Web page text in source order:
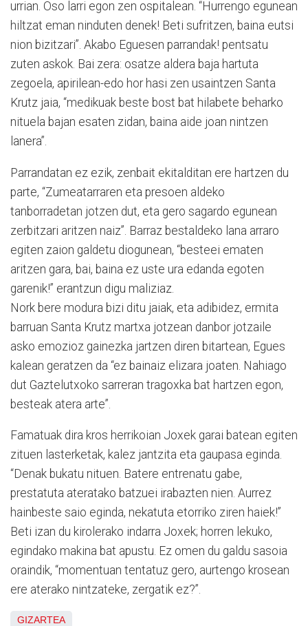
urrian. Oso larri egon zen ospitalean. “Hurrengo egunean
hiltzat eman ninduten denek! Beti sufritzen, baina eutsi
nion bizitzari”. Akabo Eguesen parrandak! pentsatu
zuten askok. Bai zera: osatze aldera baja hartuta
zegoela, apirilean-edo hor hasi zen usaintzen Santa
Krutz jaia, “medikuak beste bost bat hilabete beharko
nituela bajan esaten zidan, baina aide joan nintzen
lanera”.
Parrandatan ez ezik, zenbait ekitalditan ere hartzen du
parte, “Zumeatarraren eta presoen aldeko
tanborradetan jotzen dut, eta gero sagardo egunean
zerbitzari aritzen naiz”. Barraz bestaldeko lana arraro
egiten zaion galdetu diogunean, “besteei ematen
aritzen gara, bai, baina ez uste ura edanda egoten
garenik!” erantzun digu maliziaz.
Nork bere modura bizi ditu jaiak, eta adibidez, ermita
barruan Santa Krutz martxa jotzean danbor jotzaile
asko emozioz gainezka jartzen diren bitartean, Egues
kalean geratzen da “ez bainaiz elizara joaten. Nahiago
dut Gaztelutxoko sarreran tragoxka bat hartzen egon,
besteak atera arte”.
Famatuak dira kros herrikoian Joxek garai batean egiten
zituen lasterketak, kalez jantzita eta gaupasa eginda.
“Denak bukatu nituen. Batere entrenatu gabe,
prestatuta ateratako batzuei irabazten nien. Aurrez
hainbeste saio eginda, nekatuta etorriko ziren haiek!”
Beti izan du kirolerako indarra Joxek; horren lekuko,
egindako makina bat apustu. Ez omen du galdu sasoia
oraindik, “momentuan tentatuz gero, aurtengo krosean
ere aterako nintzateke, zergatik ez?”.
GIZARTEA